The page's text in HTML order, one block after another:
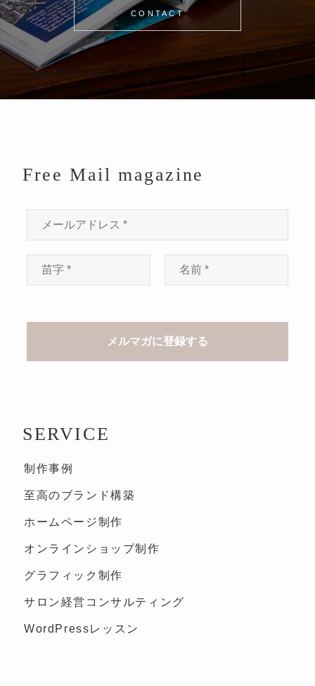
CONTACT
Free Mail magazine
SERVICE
制作事例
至高のブランド構築
ホームページ制作
オンラインショップ制作
グラフィック制作
サロン経営コンサルティング
WordPressレッスン